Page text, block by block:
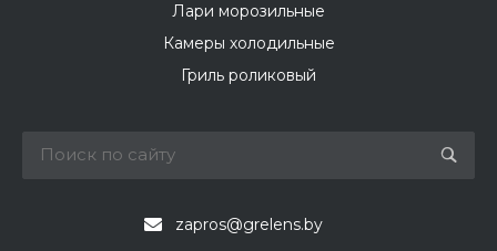
Лари морозильные
Камеры холодильные
Гриль роликовый
zapros@grelens.by